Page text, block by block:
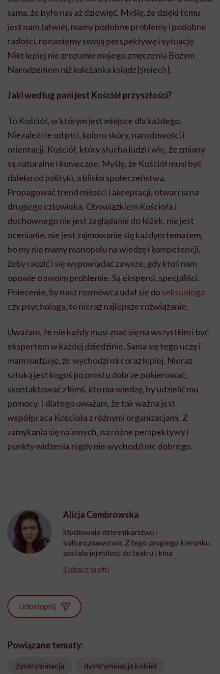
sama, że było nas aż dziewięć. Myślę, że dzięki temu
jest nam łatwiej, mamy podobne problemy i podobne
radości, rozumiemy swoją perspektywę i sytuację.
Nikt lepiej nie zrozumie mojego zmęczenia Bożym
Narodzeniem niż koleżanka ksiądz [śmiech].
Jaki według pani jest Kościół przyszłości?
To Kościół, w którym jest miejsce dla każdego.
Niezależnie od płci, koloru skóry, narodowości i
orientacji. Kościół, który słucha ludzi i wie, że zmiany
są naturalne i konieczne. Myślę, że Kościół musi być
daleko od polityki, a blisko społeczeństwa.
Propagować trend miłości i akceptacji, otwarcia na
drugiego człowieka. Obowiązkiem Kościoła i
duchownego nie jest zaglądanie do łóżek, nie jest
ocenianie, nie jest zajmowanie się każdym tematem,
bo my nie mamy monopolu na wiedzę i kompetencji,
żeby radzić i się wypowiadać zawsze, gdy ktoś nam
opowie o swoim problemie. Są eksperci, specjaliści.
Polecenie, by nasz rozmówca udał się doseksuologa
czy psychologa, to nieraz najlepsze rozwiązanie.
Uważam, że nie każdy musi znać się na wszystkim i być
ekspertem w każdej dziedzinie. Sama się tego uczę i
mam nadzieję, że wychodzi mi coraz lepiej. Nieraz
sztuką jest kogoś po prostu dobrze pokierować,
skontaktować z kimś, kto ma wiedzę, by udzielić mu
pomocy. I dlatego uważam, że tak ważna jest
współpraca Kościoła z różnymi organizacjami. Z
zamykania się na innych, na różne perspektywy i
punkty widzenia nigdy nie wychodzi nic dobrego.
Alicja Cembrowska
Studiowała dziennikarstwo i
kulturoznawstwo. Z tego drugiego kierunku
została jej miłość do teatru i kina
Zobacz profil
Udostępnij
Powiązane tematy:
dyskryminacja dyskryminacja kobiet